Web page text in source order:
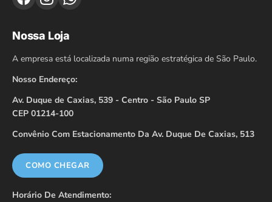
Nossa Loja
A empresa está localizada numa região estratégica de São Paulo.
Nosso Endereço:
Av. Duque de Caxias, 539 - Centro - São Paulo SP
CEP 01214-100
Convênio Com Estacionamento Da Av. Duque De Caxias, 513
COMO CHEGAR
Horário De Atendimento: